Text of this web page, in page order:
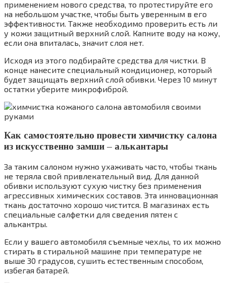
применением нового средства, то протестируйте его
на небольшом участке, чтобы быть уверенным в его
эффективности. Также необходимо проверить есть ли
у кожи защитный верхний слой. Капните воду на кожу,
если она впиталась, значит слоя нет.
Исходя из этого подбирайте средства для чистки. В
конце нанесите специальный кондиционер, который
будет защищать верхний слой обивки. Через 10 минут
остатки уберите микрофиброй.
Как самостоятельно провести химчистку салона
из искусственно замши – алькантары
За таким салоном нужно ухаживать часто, чтобы ткань
не теряла свой привлекательный вид. Для данной
обивки используют сухую чистку без применения
агрессивных химических составов. Эта инновационная
ткань достаточно хорошо чистится. В магазинах есть
специальные салфетки для сведения пятен с
алькантры.
Если у вашего автомобиля съемные чехлы, то их можно
стирать в стиральной машине при температуре не
выше 30 градусов, сушить естественным способом,
избегая батарей.